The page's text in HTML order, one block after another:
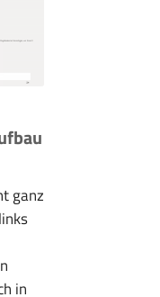
ganz
in